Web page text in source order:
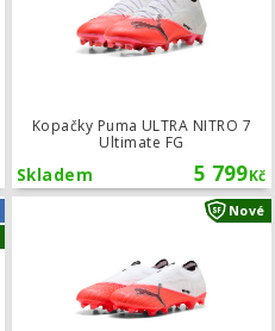
Kopačky Puma ULTRA NITRO 7
Ultimate FG
5 799Kč
Skladem
Kopačky Nike Tiempo Ligera Pro FT
Nové